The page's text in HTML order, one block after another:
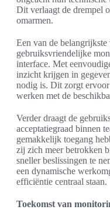
Dit verlaagt de drempel
omarmen.
Een van de
gebruiksvriendelijke
interface. Met
inzicht krijgen in
nodig is. Dit zorgt
werken met de
Verder draagt de
acceptatiegraad binnen
gemakkelijk toegang
zij zich meer betrokken
sneller beslissingen te
een dynamische
efficiëntie centraal staan.
Toekomst van